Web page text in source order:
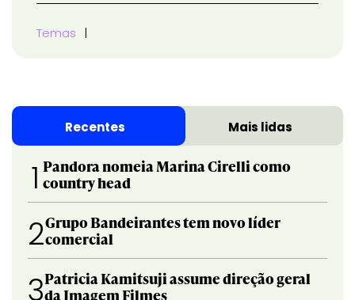
Temas
Recentes Mais lidas
1 Pandora nomeia Marina Cirelli como
country head
2Grupo Bandeirantes tem novo líder
comercial
3Patricia Kamitsuji assume direção geral
da Imagem Filmes